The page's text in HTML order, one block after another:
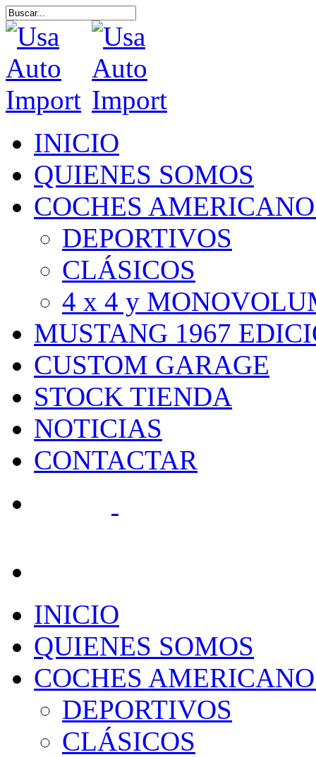
Skip
to
content
Close
Search
INICIO
QUIENES SOMOS
COCHES
DEPORTIVOS
CLÁSICOS
4 x 4 y
MUSTANG 1967
CUSTOM GARAGE
STOCK TIENDA
NOTICIAS
CONTACTAR
INICIO
QUIENES SOMOS
COCHES
DEPORTIVOS
CLÁSICOS